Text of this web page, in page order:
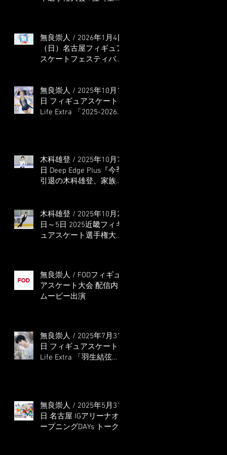
無良崇人 / 2026年1月4日
（日）名古屋フィギュア
スケートフェスティバル
無良崇人 / 2025年10月16
日 フィギュアスケート
Life Extra 「2025-2026
木科雄登 / 2025年10月7
日 Deep Edge Plus『今季
引退の木科雄登、家族や
全日本、絶対見に来
て」』
木科雄登 / 2025年10月2
日～5日 2025近畿フィギ
ュアスケート選手権大会
無良崇人 / FODフィギュ
アスケート大会 配信内
ムービー出演
無良崇人 / 2025年7月31
日 フィギュアスケート
Life Extra 「羽生結弦
無良崇人 / 2025年5月31
日 名古屋 IGアリーナオ
ープニングDAYs トーク